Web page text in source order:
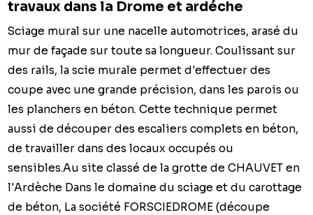
travaux dans la Drome et ardéche
Sciage mural sur une nacelle automotrices, arasé du
mur de façade sur toute sa longueur. Coulissant sur
des rails, la scie murale permet d'effectuer des
coupe avec une grande précision, dans les parois ou
les planchers en béton. Cette technique permet
aussi de découper des escaliers complets en béton,
de travailler dans des locaux occupés ou
sensibles.Au site classé de la grotte de CHAUVET en
l'Ardèche Dans le domaine du sciage et du carottage
de béton, La société FORSCIEDROME (découpe